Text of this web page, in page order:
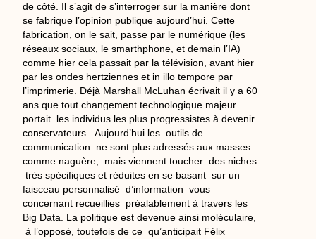
de côté. Il s’agit de s’interroger sur la manière dont
se fabrique l’opinion publique aujourd’hui. Cette
fabrication, on le sait, passe par le numérique (les
réseaux sociaux, le smarthphone, et demain l’IA)
comme hier cela passait par la télévision, avant hier
par les ondes hertziennes et in illo tempore par
l’imprimerie. Déjà Marshall McLuhan écrivait il y a 60
ans que tout changement technologique majeur
portait les individus les plus progressistes à devenir
conservateurs. Aujourd’hui les outils de
communication ne sont plus adressés aux masses
comme naguère, mais viennent toucher des niches
très spécifiques et réduites en se basant sur un
faisceau personnalisé d’information vous
concernant recueillies préalablement à travers les
Big Data. La politique est devenue ainsi moléculaire,
à l’opposé, toutefois de ce qu’anticipait Félix